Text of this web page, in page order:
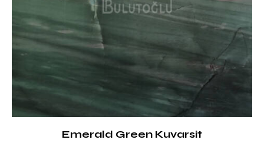
Emerald Green Kuvarsit